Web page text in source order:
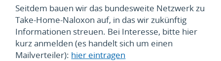
Seitdem bauen wir das bundesweite Netzwerk zu
Take-Home-Naloxon auf, in das wir zukünftig
Informationen streuen. Bei Interesse, bitte hier
kurz anmelden (es handelt sich um einen
Mailverteiler): hier eintragen